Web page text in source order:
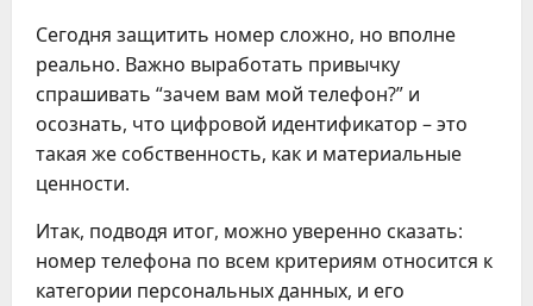
Сегодня защитить номер сложно, но вполне
реально. Важно выработать привычку
спрашивать “зачем вам мой телефон?” и
осознать, что цифровой идентификатор – это
такая же собственность, как и материальные
ценности.
Итак, подводя итог, можно уверенно сказать:
номер телефона по всем критериям относится к
категории персональных данных, и его